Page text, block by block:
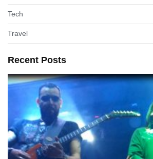
Tech
Travel
Recent Posts